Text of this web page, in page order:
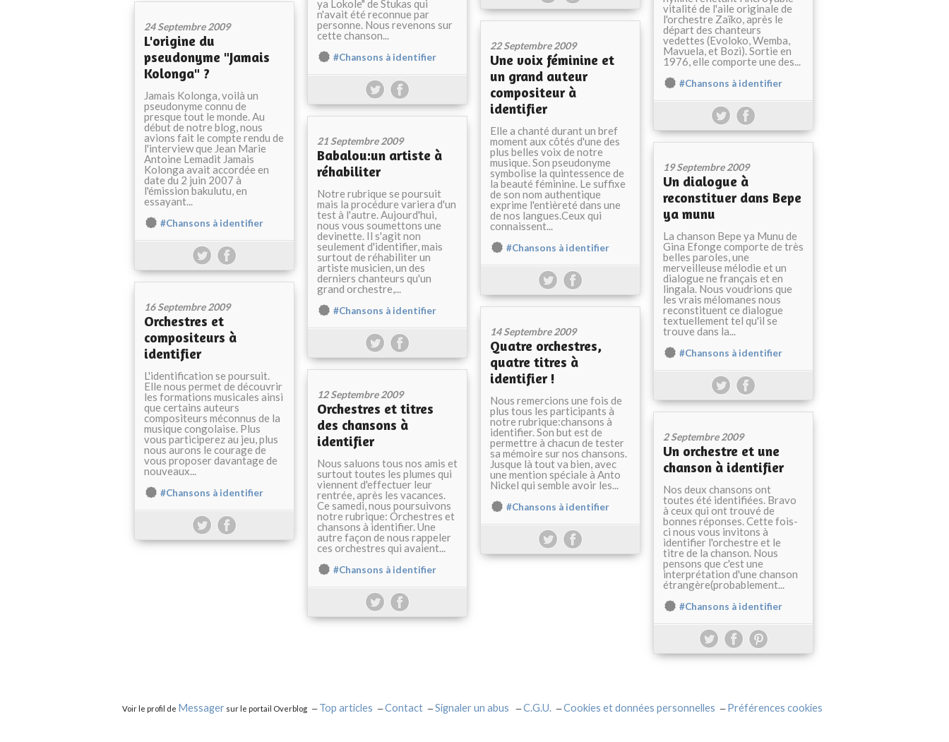
ya Lokole" de Stukas qui
n'avait été reconnue par
personne. Nous revenons sur
cette chanson...
#Chansons à identifier
vitalité de l'aile originale de
l'orchestre Zaïko, après le
départ des chanteurs
vedettes (Evoloko, Wemba,
Mavuela, et Bozi). Sortie en
1976, elle comporte une des...
#Chansons à identifier
24 Septembre 2009
L'origine du
pseudonyme "Jamais
Kolonga" ?
Jamais Kolonga, voilà un
pseudonyme connu de
presque tout le monde. Au
début de notre blog, nous
avions fait le compte rendu de
l'interview que Jean Marie
Antoine Lemadit Jamais
Kolonga avait accordée en
date du 2 juin 2007 à
l'émission bakulutu, en
essayant...
#Chansons à identifier
22 Septembre 2009
Une voix féminine et
un grand auteur
compositeur à
identifier
Elle a chanté durant un bref
moment aux côtés d'une des
plus belles voix de notre
musique. Son pseudonyme
symbolise la quintessence de
la beauté féminine. Le suffixe
de son nom authentique
exprime l'entièreté dans une
de nos langues.Ceux qui
connaissent...
#Chansons à identifier
21 Septembre 2009
Babalou:un artiste à
réhabiliter
Notre rubrique se poursuit
mais la procédure variera d'un
test à l'autre. Aujourd'hui,
nous vous soumettons une
devinette. Il s'agit non
seulement d'identifier, mais
surtout de réhabiliter un
artiste musicien, un des
derniers chanteurs qu'un
grand orchestre,...
#Chansons à identifier
19 Septembre 2009
Un dialogue à
reconstituer dans Bepe
ya munu
La chanson Bepe ya Munu de
Gina Efonge comporte de très
belles paroles, une
merveilleuse mélodie et un
dialogue ne français et en
lingala. Nous voudrions que
les vrais mélomanes nous
reconstituent ce dialogue
textuellement tel qu'il se
trouve dans la...
#Chansons à identifier
16 Septembre 2009
Orchestres et
compositeurs à
identifier
L'identification se poursuit.
Elle nous permet de découvrir
les formations musicales ainsi
que certains auteurs
compositeurs méconnus de la
musique congolaise. Plus
vous participerez au jeu, plus
nous aurons le courage de
vous proposer davantage de
nouveaux...
#Chansons à identifier
14 Septembre 2009
Quatre orchestres,
quatre titres à
identifier !
Nous remercions une fois de
plus tous les participants à
notre rubrique:chansons à
identifier. Son but est de
permettre à chacun de tester
sa mémoire sur nos chansons.
Jusque là tout va bien, avec
une mention spéciale à Anto
Nickel qui semble avoir les...
#Chansons à identifier
12 Septembre 2009
Orchestres et titres
des chansons à
identifier
Nous saluons tous nos amis et
surtout toutes les plumes qui
viennent d'effectuer leur
rentrée, après les vacances.
Ce samedi, nous poursuivons
notre rubrique: Orchestres et
chansons à identifier. Une
autre façon de nous rappeler
ces orchestres qui avaient...
#Chansons à identifier
2 Septembre 2009
Un orchestre et une
chanson à identifier
Nos deux chansons ont
toutes été identifiées. Bravo
à ceux qui ont trouvé de
bonnes réponses. Cette fois-
ci nous vous invitons à
identifier l'orchestre et le
titre de la chanson. Nous
pensons que c'est une
interprétation d'une chanson
étrangère(probablement...
#Chansons à identifier
Voir le profil de Messager sur le portail Overblog Top articles Contact Signaler un abus C.G.U. Cookies et données personnelles Préférences cookies